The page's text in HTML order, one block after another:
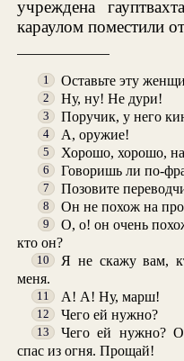
учреждена
караулом поместили
1 Оставьте эту
2 Ну, ну! Не дури!
3 Поручик, у него
4 А, оружие!
5 Хорошо, хорошо, на
6 Говоришь ли по-
7 Позовите
8 Он не похож на
9
О, о! он очень
кто он?
10
Я не скажу вам,
меня.
11 А! А! Ну, марш!
12 Чего ей нужно?
13
Чего ей нужно?
спас из огня. Прощай!